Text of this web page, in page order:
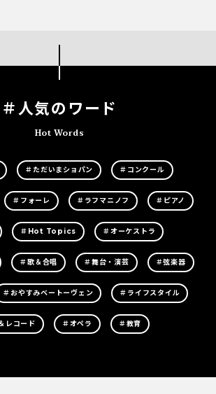
＃人気のワード
Hot Words
＃ただいまショパン ＃コンクール
＃フォーレ ＃ラフマニノフ ＃ピアノ
＃Hot Topics ＃オーケストラ
＃歌＆合唱 ＃舞台・演芸 ＃弦楽器
＃おやすみベートーヴェン ＃ライフスタイル
レコード ＃オペラ ＃教育